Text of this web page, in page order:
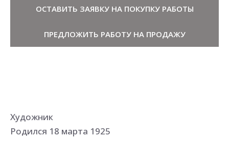
ОСТАВИТЬ ЗАЯВКУ НА ПОКУПКУ РАБОТЫ
ПРЕДЛОЖИТЬ РАБОТУ НА ПРОДАЖУ
Художник
Родился 18 марта 1925